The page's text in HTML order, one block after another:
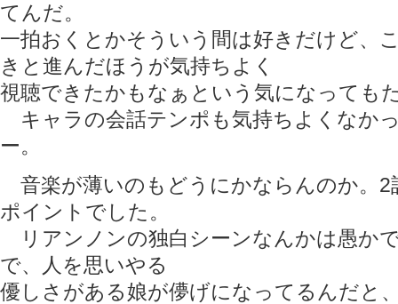
てんだ。
一拍おくとかそういう間は好きだけど、
きと進んだほうが気持ちよく
視聴できたかもなぁという気になっても
キャラの会話テンポも気持ちよくなか
ー。
音楽が薄いのもどうにかならんのか。2
ポイントでした。
リアンノンの独白シーンなんかは愚か
で、人を思いやる
優しさがある娘が儚げになってるんだと